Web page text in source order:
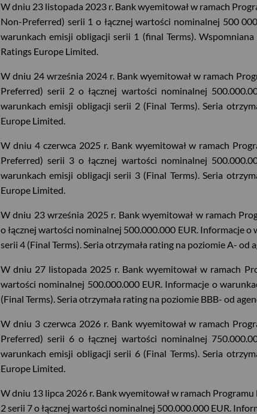
W dniu 23 listopada 2023 r. Bank wyemitował w ramach
Non-Preferred) serii 1 o łącznej wartości nominalnej 500
warunkach emisji obligacji serii 1 (final Terms).
Ratings Europe Limited.
W dniu 24 września 2024 r. Bank wyemitował w ramach
Preferred) serii 2 o łącznej wartości nominalnej
warunkach emisji obligacji serii 2 (Final Terms). Seria
Europe Limited.
W dniu 4 czerwca 2025 r. Bank wyemitował w ramach
Preferred) serii 3 o łącznej wartości nominalnej
warunkach emisji obligacji serii 3 (Final Terms). Seria
Europe Limited.
W dniu 23 września 2025 r. Bank wyemitował w ramach
o łącznej wartości nominalnej 500.000.000 EUR. Informacje
serii 4 (Final Terms). Seria otrzymała rating na poziomie A-
W dniu 27 listopada 2025 r. Bank wyemitował w ramach
wartości nominalnej 500.000.000 EUR. Informacje o
(Final Terms). Seria otrzymała rating na poziomie BBB- od
W dniu 3 czerwca 2026 r. Bank wyemitował w ramach
Preferred) serii 6 o łącznej wartości nominalnej
warunkach emisji obligacji serii 6 (Final Terms). Seria
Europe Limited.
W dniu 13 lipca 2026 r. Bank wyemitował w ramach
2 serii 7 o łącznej wartości nominalnej 500.000.000 EUR.